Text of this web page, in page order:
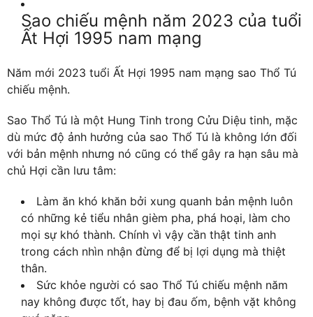
Sao chiếu mệnh năm 2023 của tuổi
Ất Hợi 1995 nam mạng
Năm mới 2023 tuổi Ất Hợi 1995 nam mạng sao Thổ Tú
chiếu mệnh.
Sao Thổ Tú là một Hung Tinh trong Cửu Diệu tinh, mặc
dù mức độ ảnh hưởng của sao Thổ Tú là không lớn đối
với bản mệnh nhưng nó cũng có thể gây ra hạn sâu mà
chủ Hợi cần lưu tâm:
Làm ăn khó khăn bởi xung quanh bản mệnh luôn
có những kẻ tiểu nhân gièm pha, phá hoại, làm cho
mọi sự khó thành. Chính vì vậy cần thật tinh anh
trong cách nhìn nhận đừng để bị lợi dụng mà thiệt
thân.
Sức khỏe người có sao Thổ Tú chiếu mệnh năm
nay không được tốt, hay bị đau ốm, bệnh vặt không